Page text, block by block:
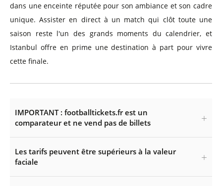
dans une enceinte réputée pour son ambiance et son cadre
unique. Assister en direct à un match qui clôt toute une
saison reste l'un des grands moments du calendrier, et
Istanbul offre en prime une destination à part pour vivre
cette finale.
IMPORTANT : footballtickets.fr est un
comparateur et ne vend pas de billets
Les tarifs peuvent être supérieurs à la valeur
faciale